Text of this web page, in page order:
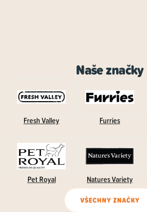
Naše značky
Fresh Valley Furries
Pet Royal Natures Variety
VŠECHNY ZNAČKY